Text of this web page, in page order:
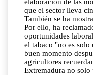
que el sector lleva
También se ha
Por ello, ha
oportunidades
el tabaco "no es
buen momento
agricultores
Extremadura no solo